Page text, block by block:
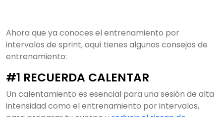
Ahora que ya conoces el entrenamiento por
intervalos de sprint, aquí tienes algunos consejos de
entrenamiento:
#1 RECUERDA CALENTAR
Un calentamiento es esencial para una sesión de alta
intensidad como el entrenamiento por intervalos,